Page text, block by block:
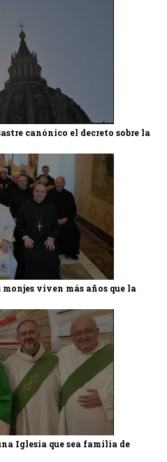
canónico el decreto sobre la
viven más años que la
Iglesia que sea familia de